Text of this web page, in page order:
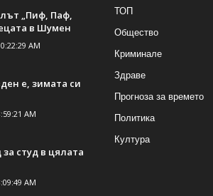
„Пиф, Паф,
в Шумен
AM
е, зимата си
AM
студ в цялата
AM
ТОП
Общество
Криминале
Здраве
Прогноза за времето
Политика
Култура